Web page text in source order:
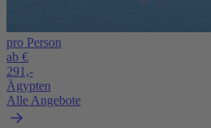
pro Person
ab €
291,-
Ägypten
Alle Angebote